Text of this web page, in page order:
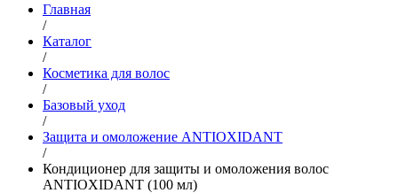
Главная
/
Каталог
/
Косметика для волос
/
Базовый уход
/
Защита и омоложение ANTIOXIDANT
/
Кондиционер для защиты и омоложения волос
ANTIOXIDANT (100 мл)